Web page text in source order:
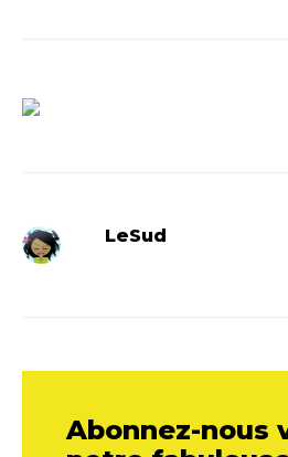
LeSud
Abonnez-nous